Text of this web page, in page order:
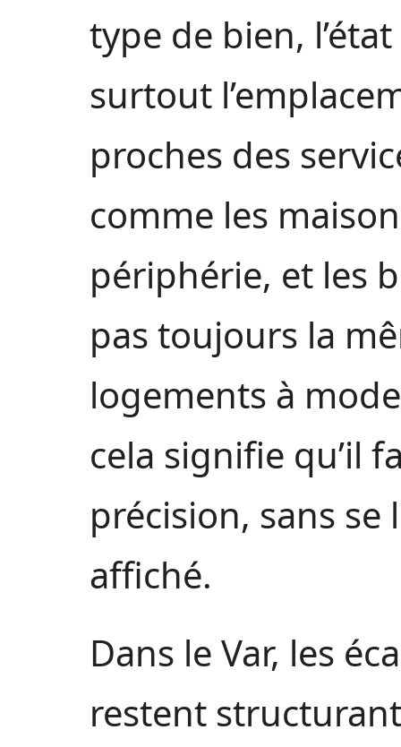
type de bien,
surtout
proches des
comme les
périphérie, et les
pas toujours la
logements à
cela signifie qu’il
précision, sans
affiché.
Dans le Var, les
restent